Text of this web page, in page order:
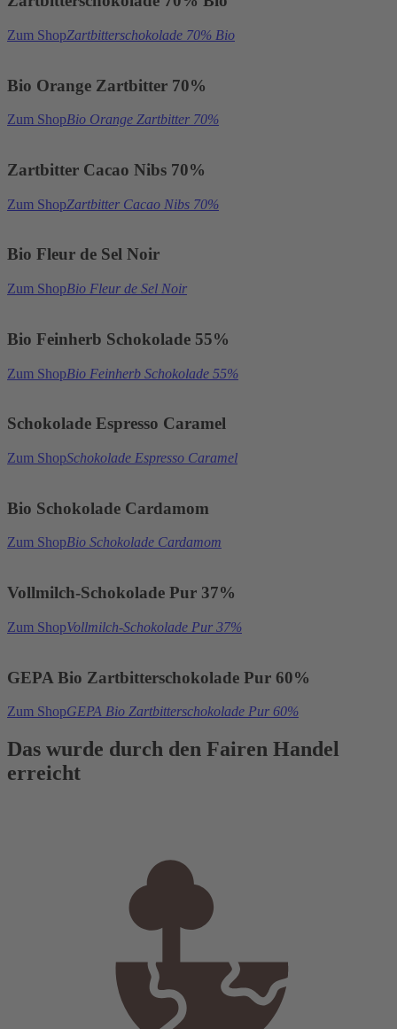
Zum ShopZartbitterschokolade 70% Bio
Bio Orange Zartbitter 70%
Zum ShopBio Orange Zartbitter 70%
Zartbitter Cacao Nibs 70%
Zum ShopZartbitter Cacao Nibs 70%
Bio Fleur de Sel Noir
Zum ShopBio Fleur de Sel Noir
Bio Feinherb Schokolade 55%
Zum ShopBio Feinherb Schokolade 55%
Schokolade Espresso Caramel
Zum ShopSchokolade Espresso Caramel
Bio Schokolade Cardamom
Zum ShopBio Schokolade Cardamom
Vollmilch-Schokolade Pur 37%
Zum ShopVollmilch-Schokolade Pur 37%
GEPA Bio Zartbitterschokolade Pur 60%
Zum ShopGEPA Bio Zartbitterschokolade Pur 60%
Das wurde durch den Fairen Handel
erreicht